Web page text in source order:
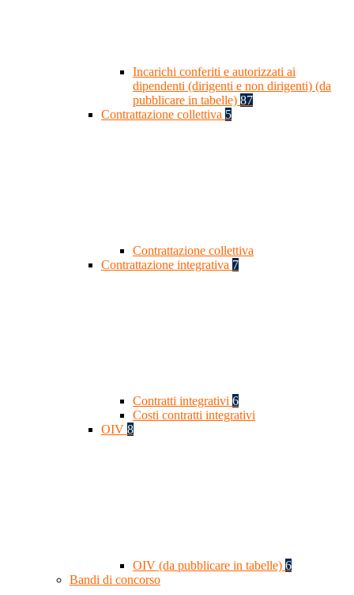
Incarichi conferiti e autorizzati ai
dipendenti (dirigenti e non dirigenti) (da
pubblicare in tabelle) 87
Contrattazione collettiva 5
Contrattazione collettiva
Contrattazione integrativa 7
Contratti integrativi 6
Costi contratti integrativi
OIV 8
OIV (da pubblicare in tabelle) 6
Bandi di concorso